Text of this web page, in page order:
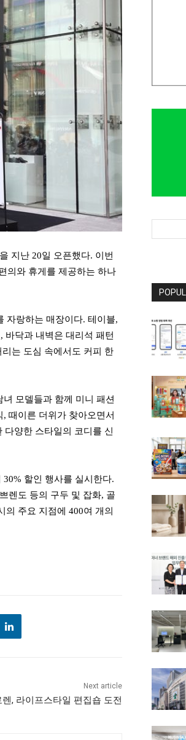
지난 20일 오픈했다. 이번
의와 휴게를 제공하는 하나
자랑하는 매장이다. 테이블,
, 바닥과 내벽은 대리석 패턴
리는 도심 속에서도 커피 한
모델들과 함께 미니 패션
, 때이른 더위가 찾아오면서
양한 스타일의 코디를 신
30% 할인 행사를 실시한다.
렌도 등의 구두 및 잡화, 골
의 주요 지점에 400여 개의
Next article
, 라이프스타일 편집숍 도전